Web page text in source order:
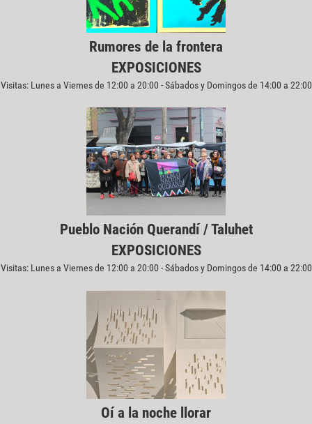
Rumores de la frontera
EXPOSICIONES
Visitas: Lunes a Viernes de 12:00 a 20:00 - Sábados y Domingos de 14:00 a 22:00
Pueblo Nación Querandí / Taluhet
EXPOSICIONES
Visitas: Lunes a Viernes de 12:00 a 20:00 - Sábados y Domingos de 14:00 a 22:00
Oí a la noche llorar